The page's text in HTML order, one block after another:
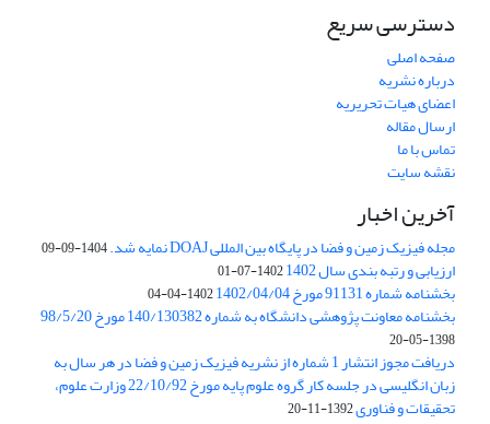
دسترسی سریع
صفحه اصلی
درباره نشریه
اعضای هیات تحریریه
ارسال مقاله
تماس با ما
نقشه سایت
آخرین اخبار
مجله فیزیک زمین و فضا در پایگاه بین المللی DOAJ نمایه شد. 1404-09-09
ارزیابی و رتبه بندی سال 1402 1402-07-01
بخشنامه شماره 91131 مورخ 1402/04/04 1402-04-04
بخشنامه معاونت پژوهشی دانشگاه به شماره 140/130382 مورخ 98/5/20
1398-05-20
دریافت مجوز انتشار 1 شماره از نشریه فیزیک زمین و فضا در هر سال به
زبان انگلیسی در جلسه کار گروه علوم پایه مورخ 22/10/92 وزارت علوم،
تحقیقات و فناوری1392-11-20